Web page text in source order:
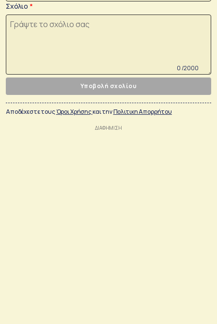
Σχόλιο
0 /2000
Υποβολή σχολίου
Αποδέχεστε τουςΌροι Χρήσηςκαι τηνΠολιτικη Απορρήτου